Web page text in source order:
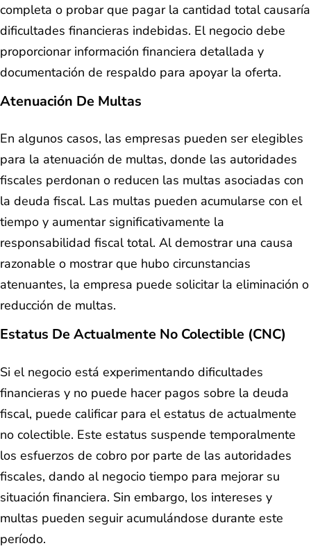
completa o probar que pagar la cantidad total causaría
dificultades financieras indebidas. El negocio debe
proporcionar información financiera detallada y
documentación de respaldo para apoyar la oferta.
Atenuación De Multas
En algunos casos, las empresas pueden ser elegibles
para la atenuación de multas, donde las autoridades
fiscales perdonan o reducen las multas asociadas con
la deuda fiscal. Las multas pueden acumularse con el
tiempo y aumentar significativamente la
responsabilidad fiscal total. Al demostrar una causa
razonable o mostrar que hubo circunstancias
atenuantes, la empresa puede solicitar la eliminación o
reducción de multas.
Estatus De Actualmente No Colectible (CNC)
Si el negocio está experimentando dificultades
financieras y no puede hacer pagos sobre la deuda
fiscal, puede calificar para el estatus de actualmente
no colectible. Este estatus suspende temporalmente
los esfuerzos de cobro por parte de las autoridades
fiscales, dando al negocio tiempo para mejorar su
situación financiera. Sin embargo, los intereses y
multas pueden seguir acumulándose durante este
período.